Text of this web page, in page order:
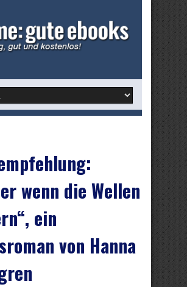
wenn die Wellen
ein
von Hanna